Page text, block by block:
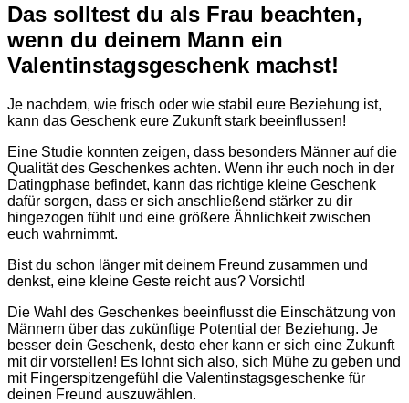
Das solltest du als Frau beachten,
wenn du deinem Mann ein
Valentinstagsgeschenk machst!
Je nachdem, wie frisch oder wie stabil eure Beziehung ist,
kann das Geschenk eure Zukunft stark beeinflussen!
Eine Studie konnten zeigen, dass besonders Männer auf die
Qualität des Geschenkes achten. Wenn ihr euch noch in der
Datingphase befindet, kann das richtige kleine Geschenk
dafür sorgen, dass er sich anschließend stärker zu dir
hingezogen fühlt und eine größere Ähnlichkeit zwischen
euch wahrnimmt.
Bist du schon länger mit deinem Freund zusammen und
denkst, eine kleine Geste reicht aus? Vorsicht!
Die Wahl des Geschenkes beeinflusst die Einschätzung von
Männern über das zukünftige Potential der Beziehung. Je
besser dein Geschenk, desto eher kann er sich eine Zukunft
mit dir vorstellen! Es lohnt sich also, sich Mühe zu geben und
mit Fingerspitzengefühl die Valentinstagsgeschenke für
deinen Freund auszuwählen.